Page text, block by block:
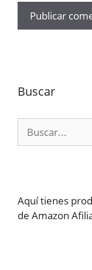
Buscar
Aquí tienes
de Amazon